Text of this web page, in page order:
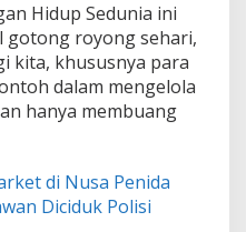
Hidup Sedunia ini
gotong royong sehari,
kita, khususnya para
dalam mengelola
hanya membuang
di Nusa Penida
Diciduk Polisi